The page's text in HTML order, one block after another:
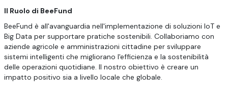
Il Ruolo di BeeFund
BeeFund è all'avanguardia nell'implementazione di soluzioni IoT e
Big Data per supportare pratiche sostenibili. Collaboriamo con
aziende agricole e amministrazioni cittadine per sviluppare
sistemi intelligenti che migliorano l'efficienza e la sostenibilità
delle operazioni quotidiane. Il nostro obiettivo è creare un
impatto positivo sia a livello locale che globale.